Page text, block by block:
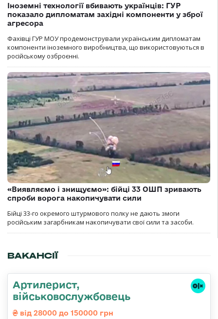
Іноземні технології вбивають українців: ГУР
показало дипломатам західні компоненти у зброї
агресора
Фахівці ГУР МОУ продемонстрували українським дипломатам
компоненти іноземного виробництва, що використовуються в
російському озброєнні.
«Виявляємо і знищуємо»: бійці 33 ОШП зривають
спроби ворога накопичувати сили
Бійці 33-го окремого штурмового полку не дають змоги
російським загарбникам накопичувати свої сили та засоби.
ВАКАНСІЇ
Артилерист,
військовослужбовець
від 28000 до 150000 грн